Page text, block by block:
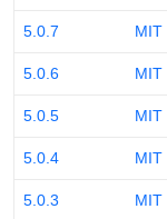
5.0.7 MIT
5.0.6 MIT
5.0.5 MIT
5.0.4 MIT
5.0.3 MIT